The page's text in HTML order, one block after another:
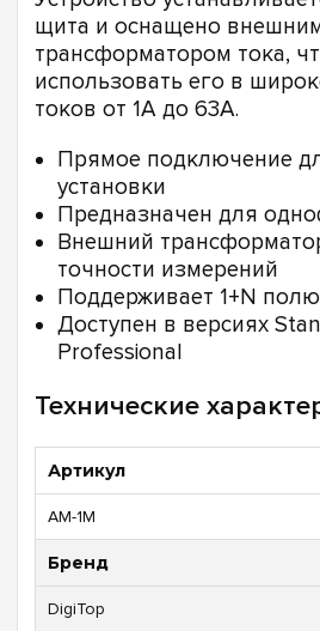
щита и оснащено
трансформатором тока,
использовать его в
токов от 1А до 63А.
Прямое подключение
установки
Предназначен для
Внешний
точности измерений
Поддерживает 1+N
Доступен в версиях
Professional
Технические
Артикул
АM-1M
Бренд
DigiTop